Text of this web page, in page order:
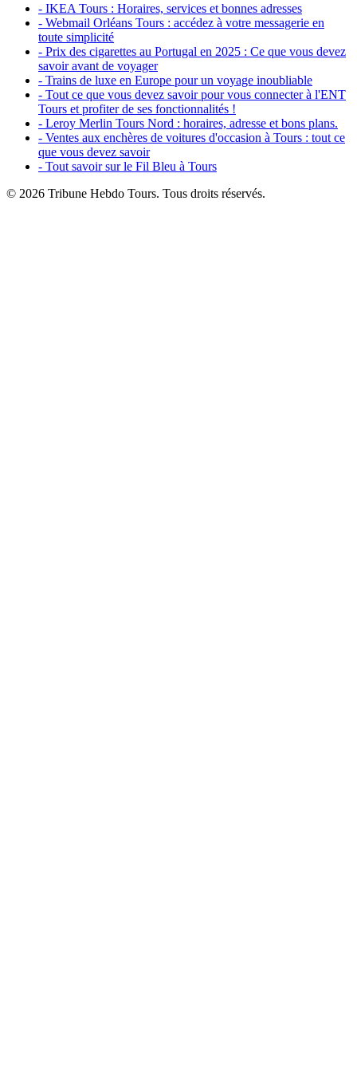
- IKEA Tours : Horaires, services et bonnes adresses
- Webmail Orléans Tours : accédez à votre messagerie en
toute simplicité
- Prix des cigarettes au Portugal en 2025 : Ce que vous devez
savoir avant de voyager
- Trains de luxe en Europe pour un voyage inoubliable
- Tout ce que vous devez savoir pour vous connecter à l'ENT
Tours et profiter de ses fonctionnalités !
- Leroy Merlin Tours Nord : horaires, adresse et bons plans.
- Ventes aux enchères de voitures d'occasion à Tours : tout ce
que vous devez savoir
- Tout savoir sur le Fil Bleu à Tours
© 2026 Tribune Hebdo Tours. Tous droits réservés.